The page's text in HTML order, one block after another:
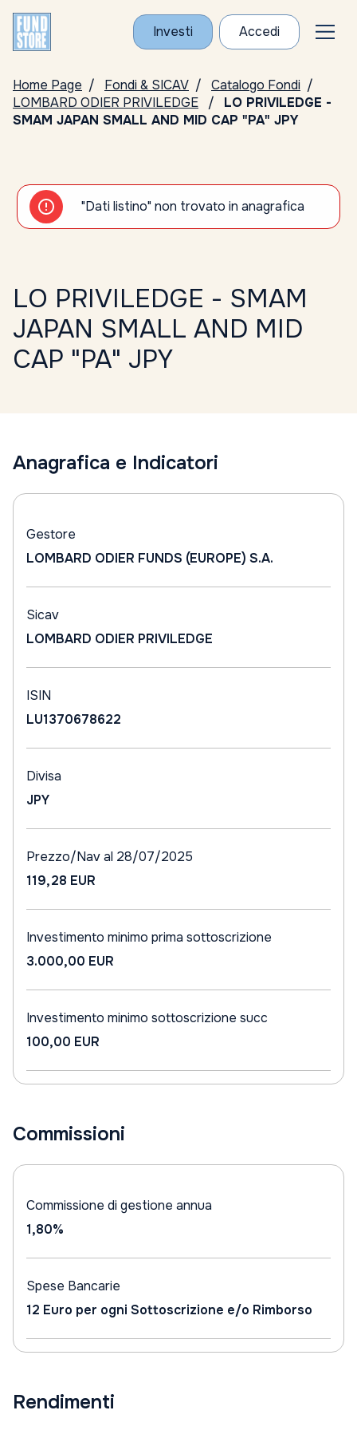
Investi Accedi
Home Page Fondi & SICAV
Catalogo Fondi
LOMBARD ODIER PRIVILEDGE
LO PRIVILEDGE -
SMAM JAPAN SMALL AND MID CAP "PA" JPY
"Dati listino" non trovato in anagrafica
LO PRIVILEDGE - SMAM
JAPAN SMALL AND MID
CAP "PA" JPY
Anagrafica e Indicatori
Gestore
LOMBARD ODIER FUNDS (EUROPE) S.A.
Sicav
LOMBARD ODIER PRIVILEDGE
ISIN
LU1370678622
Divisa
JPY
Prezzo/Nav al 28/07/2025
119,28 EUR
Investimento minimo prima sottoscrizione
3.000,00 EUR
Investimento minimo sottoscrizione succ
100,00 EUR
Commissioni
Commissione di gestione annua
1,80%
Spese Bancarie
12 Euro per ogni Sottoscrizione e/o Rimborso
Rendimenti